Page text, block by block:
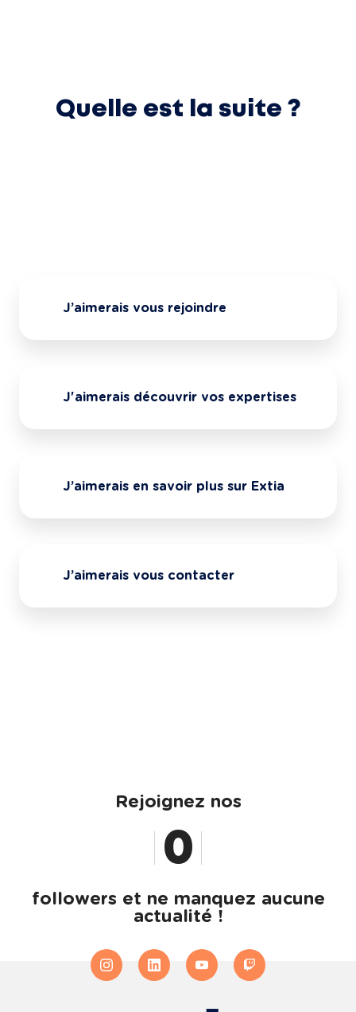
Quelle est la suite ?
J’aimerais vous rejoindre
J'aimerais découvrir vos expertises
J’aimerais en savoir plus sur Extia
J’aimerais vous contacter
Rejoignez nos
0
1
2
followers et ne manquez aucune
actualité !